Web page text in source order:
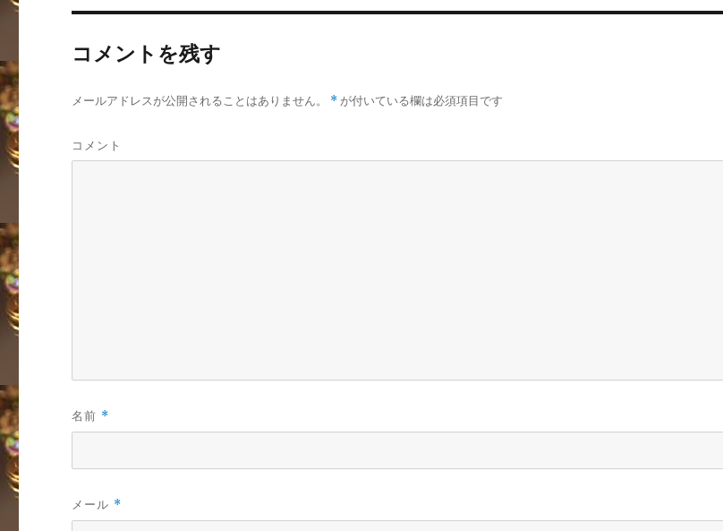
コメントを残す
メールアドレスが公開されることはありません。 * が付いている欄は必須項目です
コメント
名前 *
メール *